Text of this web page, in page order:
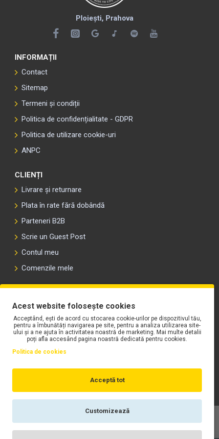
Ploiești, Prahova
INFORMAȚII
Contact
Sitemap
Termeni și condiții
Politica de confidențialitate - GDPR
Politica de utilizare cookie-uri
ANPC
CLIENȚI
Livrare și returnare
Plata în rate fără dobândă
Parteneri B2B
Scrie un Guest Post
Contul meu
Comenzile mele
Copyright © WORK Motors
Acest website folosește cookies
Acceptând, ești de acord cu stocarea cookie-urilor pe dispozitivul tău,
pentru a îmbunătăți navigarea pe site, pentru a analiza utilizarea site-
ului și a ne ajuta în activitatea noastră de marketing. Mai multe detalii
poți afla accesând pagina noastră dedicată pentru cookies.
Politica de cookies
Acceptă tot
Customizează